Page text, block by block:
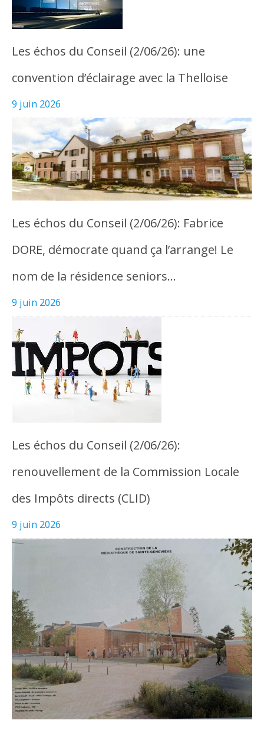
Les échos du Conseil (2/06/26): une
convention d’éclairage avec la Thelloise
9 juin 2026
Les échos du Conseil (2/06/26): Fabrice
DORE, démocrate quand ça l’arrange! Le
nom de la résidence seniors…
9 juin 2026
Les échos du Conseil (2/06/26):
renouvellement de la Commission Locale
des Impôts directs (CLID)
9 juin 2026